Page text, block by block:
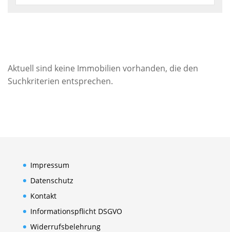
Aktuell sind keine Immobilien vorhanden, die den
Suchkriterien entsprechen.
Impressum
Datenschutz
Kontakt
Informationspflicht DSGVO
Widerrufsbelehrung